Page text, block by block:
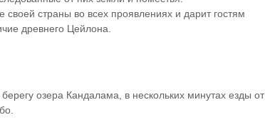
страны во всех проявлениях и дарит гостям
древнего Цейлона.
озера Кандалама, в нескольких минутах езды от